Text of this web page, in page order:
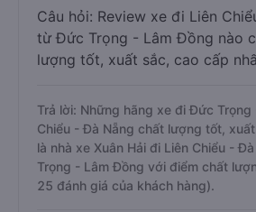
Câu hỏi: Review xe đi Liên
từ Đức Trọng - Lâm Đồng nào
lượng tốt, xuất sắc, cao cấp
Trả lời: Những hãng xe đi Đức Trọng
Chiểu - Đà Nẵng chất lượng tốt,
là nhà xe Xuân Hải đi Liên Chiểu -
Trọng - Lâm Đồng với điểm chất
25 đánh giá của khách hàng).